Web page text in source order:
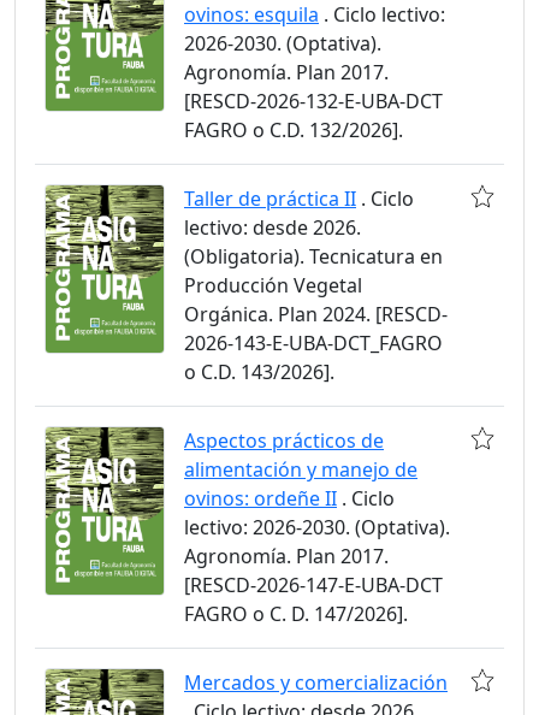
ovinos: esquila . Ciclo lectivo:
2026-2030. (Optativa).
Agronomía. Plan 2017.
[RESCD-2026-132-E-UBA-DCT
FAGRO o C.D. 132/2026].
Taller de práctica II . Ciclo
lectivo: desde 2026.
(Obligatoria). Tecnicatura en
Producción Vegetal
Orgánica. Plan 2024. [RESCD-
2026-143-E-UBA-DCT_FAGRO
o C.D. 143/2026].
Aspectos prácticos de
alimentación y manejo de
ovinos: ordeñe II . Ciclo
lectivo: 2026-2030. (Optativa).
Agronomía. Plan 2017.
[RESCD-2026-147-E-UBA-DCT
FAGRO o C. D. 147/2026].
Mercados y comercialización